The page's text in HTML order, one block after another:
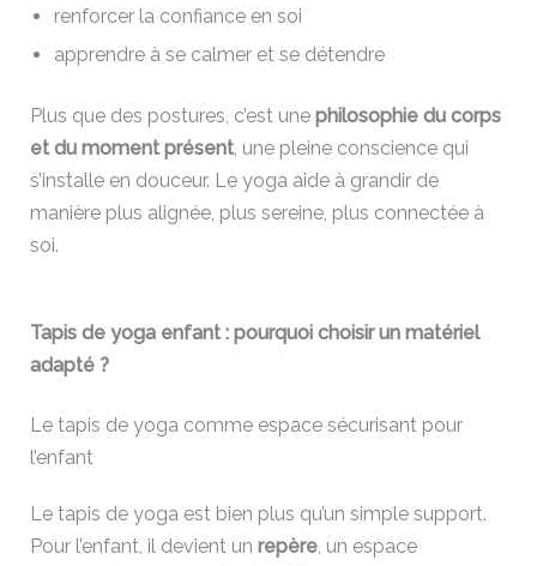
renforcer la confiance en soi
apprendre à se calmer et se détendre
Plus que des postures, c’est une philosophie du corps
et du moment présent, une pleine conscience qui
s’installe en douceur. Le yoga aide à grandir de
manière plus alignée, plus sereine, plus connectée à
soi.
Tapis de yoga enfant : pourquoi choisir un matériel
adapté ?
Le tapis de yoga comme espace sécurisant pour
l’enfant
Le tapis de yoga est bien plus qu’un simple support.
Pour l’enfant, il devient un repère, un espace